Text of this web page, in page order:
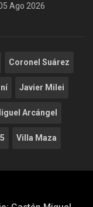
Ago 2026
Coronel Suárez
Javier Milei
Arcángel
Villa Maza